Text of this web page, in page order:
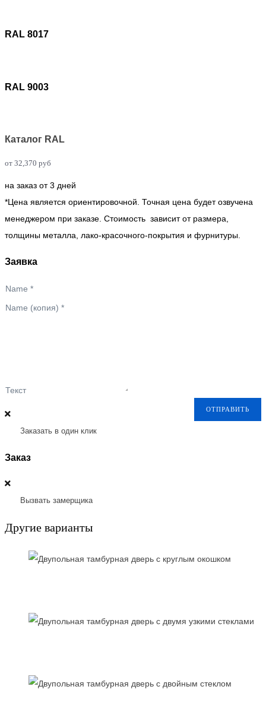
RAL 8017
RAL 9003
Каталог RAL
от 32,370 руб
на заказ от 3 дней
*Цена является ориентировочной. Точная цена будет озвучена
менеджером при заказе. Стоимость зависит от размера,
толщины металла, лако-красочного-покрытия и фурнитуры.
Заявка
Name *
Name (копия) *
Текст
ОТПРАВИТЬ
Заказать в один клик
Заказ
Вызвать замерщика
Другие варианты